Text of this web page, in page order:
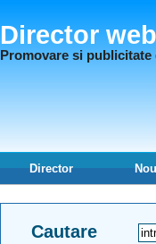
Director
Promovare si publicitate
Director
Cautare